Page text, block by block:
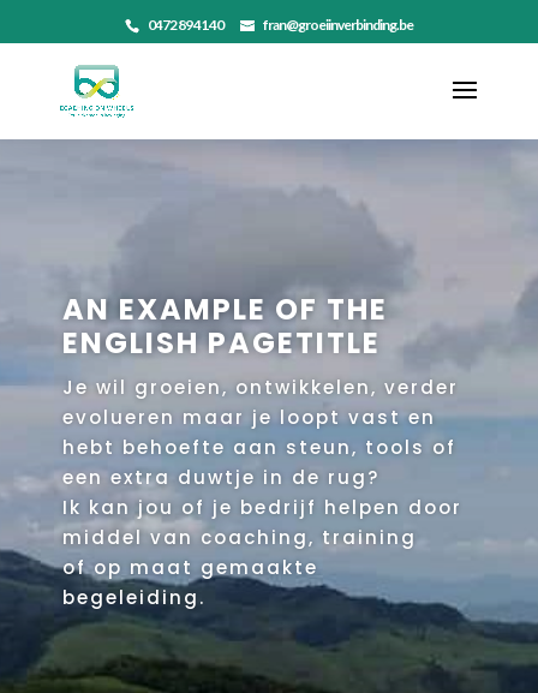
0472 89 41 40 fran@groeiinverbinding.be
AN EXAMPLE OF THE
ENGLISH PAGETITLE
Je wil groeien, ontwikkelen, verder
evolueren maar je loopt vast en
hebt behoefte aan steun, tools of
een extra duwtje in de rug?
Ik kan jou of je bedrijf helpen door
middel van coaching, training
of op maat gemaakte
begeleiding.